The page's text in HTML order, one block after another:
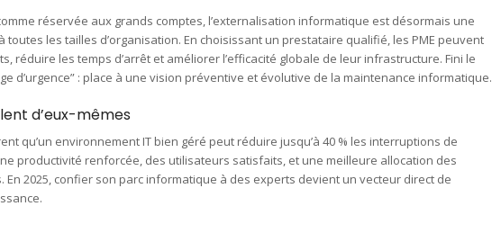
réservée aux grands comptes, l’externalisation informatique est désormais une
toutes les tailles d’organisation. En choisissant un prestataire qualifié, les PME peuvent
réduire les temps d’arrêt et améliorer l’efficacité globale de leur infrastructure. Fini le
d’urgence” : place à une vision préventive et évolutive de la maintenance informatique.
d’eux-mêmes
qu’un environnement IT bien géré peut réduire jusqu’à 40 % les interruptions de
productivité renforcée, des utilisateurs satisfaits, et une meilleure allocation des
En 2025, confier son parc informatique à des experts devient un vecteur direct de